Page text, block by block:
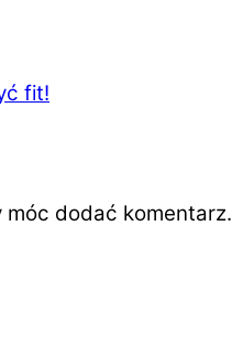
fit!
móc dodać komentarz.